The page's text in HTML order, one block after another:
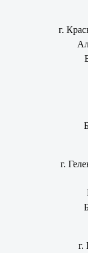
г.
г.
г.